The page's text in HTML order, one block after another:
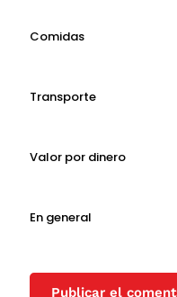
Comidas
Transporte
Valor por dinero
En general